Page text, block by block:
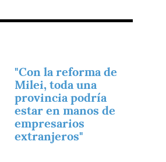
"Con la reforma de
Milei, toda una
provincia podría
estar en manos de
empresarios
extranjeros"